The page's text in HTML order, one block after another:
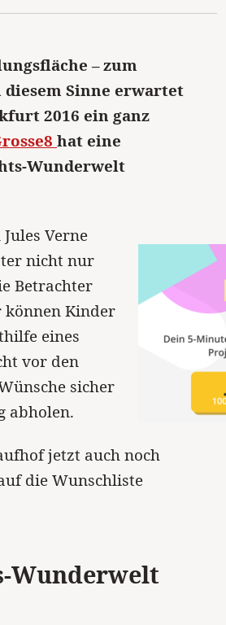
– zum
Sinne erwartet
2016 ein ganz
hat eine
Wunderwelt
Verne
nicht nur
Betrachter
können Kinder
eines
vor den
sicher
abholen.
jetzt auch noch
die Wunschliste
Wunderwelt